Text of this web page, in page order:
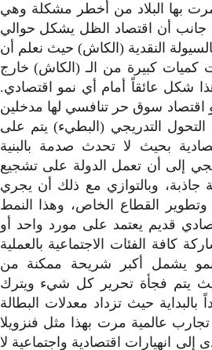
بها البلاد من أخطر مشكلة وهي
جانب أن اقتصاد الظل يشكل حوالي
النقدية (الكاش) حيث نعلم أن
كميات كبيرة من الـ (الكاش) خارج
شكل عائقاً أمام أي نمو اقتصادي.
اقتصاد سوق حر تنافسي لها مدخلين
التحول التدريجي (البطيء) يتم على
بحيث لا تحدث صدمة بالبنية
إلى أن تعمل الدولة على تشجيع
جاذبة، وبالتوازي مع ذلك أن يجري
القطاع الخاص، وهذا النمط
قديم يعتمد على مورد واحد أو
كافة الفئات الاجتماعية بالعملية
نمو يشمل أكبر شريحة ممكنة من
حيث يتم فجأة تحرير كل شيء ويترك
بالبداية حيث تزداد معدلات البطالة
عالمية مرت بهذا مثل فنزويلا
انهيارات اقتصادية واجتماعية لا